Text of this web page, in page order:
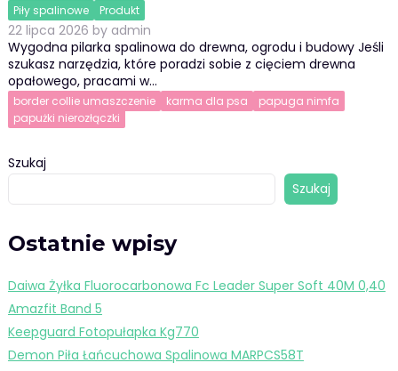
Piły spalinowe Produkt
22 lipca 2026 by admin
Wygodna pilarka spalinowa do drewna, ogrodu i budowy Jeśli
szukasz narzędzia, które poradzi sobie z cięciem drewna
opałowego, pracami w…
border collie umaszczenie karma dla psa
papuga nimfa
papużki nierozłączki
Szukaj
Szukaj
Ostatnie wpisy
Daiwa Żyłka Fluorocarbonowa Fc Leader Super Soft 40M 0,40
Amazfit Band 5
Keepguard Fotopułapka Kg770
Demon Piła Łańcuchowa Spalinowa MARPCS58T